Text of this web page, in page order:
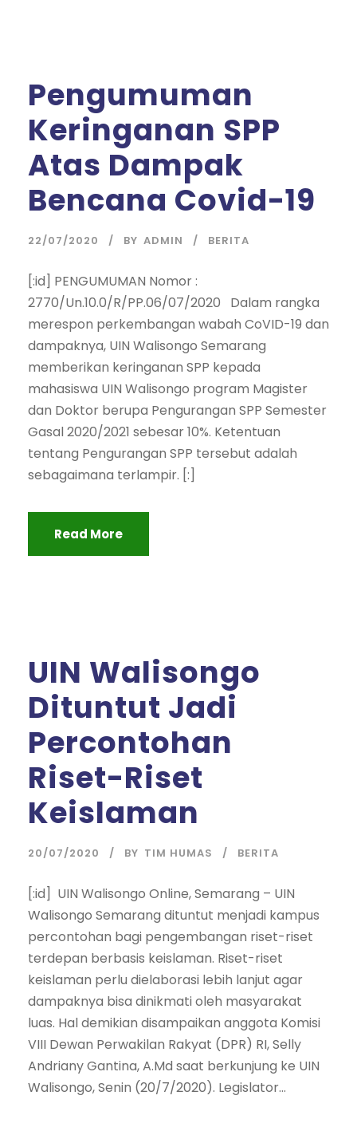
Pengumuman
Keringanan SPP
Atas Dampak
Bencana Covid-19
22/07/2020 BY ADMIN BERITA
[:id] PENGUMUMAN Nomor :
2770/Un.10.0/R/PP.06/07/2020 Dalam rangka
merespon perkembangan wabah CoVID-19 dan
dampaknya, UIN Walisongo Semarang
memberikan keringanan SPP kepada
mahasiswa UIN Walisongo program Magister
dan Doktor berupa Pengurangan SPP Semester
Gasal 2020/2021 sebesar 10%. Ketentuan
tentang Pengurangan SPP tersebut adalah
sebagaimana terlampir. [:]
Read More
UIN Walisongo
Dituntut Jadi
Percontohan
Riset-Riset
Keislaman
20/07/2020 BY TIM HUMAS BERITA
[:id] UIN Walisongo Online, Semarang – UIN
Walisongo Semarang dituntut menjadi kampus
percontohan bagi pengembangan riset-riset
terdepan berbasis keislaman. Riset-riset
keislaman perlu dielaborasi lebih lanjut agar
dampaknya bisa dinikmati oleh masyarakat
luas. Hal demikian disampaikan anggota Komisi
VIII Dewan Perwakilan Rakyat (DPR) RI, Selly
Andriany Gantina, A.Md saat berkunjung ke UIN
Walisongo, Senin (20/7/2020). Legislator...